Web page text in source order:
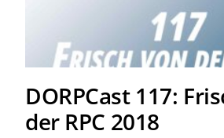
DORPCast 117:
der RPC 2018